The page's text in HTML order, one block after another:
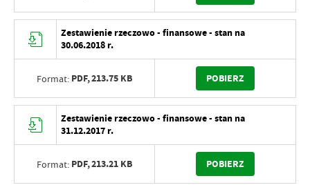
Zestawienie rzeczowo - finansowe - stan na
30.06.2018 r.
Format: PDF,213.75 KB POBIERZ
Zestawienie rzeczowo - finansowe - stan na
31.12.2017 r.
Format: PDF,213.21 KB POBIERZ